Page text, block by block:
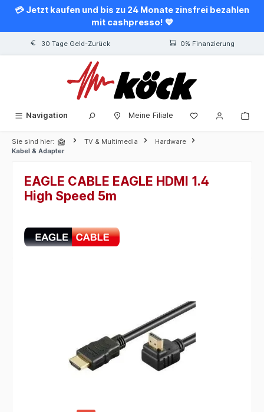
springen
💳 Jetzt kaufen und bis zu 24 Monate zinsfrei bezahlen
mit cashpresso! 💙
30 Tage Geld-Zurück 0% Finanzierung
Navigation Meine Filiale
Sie sind hier: TV & Multimedia
Hardware
Kabel & Adapter
EAGLE CABLE EAGLE HDMI 1.4
High Speed 5m